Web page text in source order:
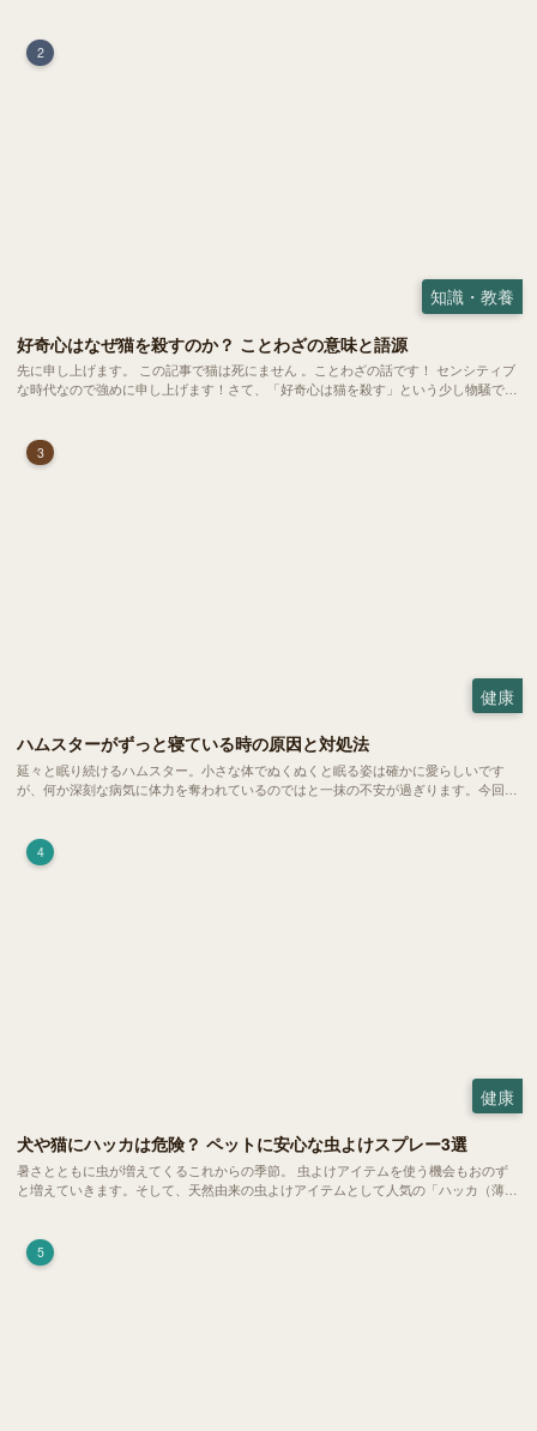
2
知識・教養
好奇心はなぜ猫を殺すのか？ ことわざの意味と語源
先に申し上げます。 この記事で猫は死にません 。ことわざの話です！ センシティブ
な時代なので強めに申し上げます！さて、「好奇心は猫を殺す」という少し物騒で、
3
健康
ハムスターがずっと寝ている時の原因と対処法
延々と眠り続けるハムスター。小さな体でぬくぬくと眠る姿は確かに愛らしいです
が、何か深刻な病気に体力を奪われているのではと一抹の不安が過ぎります。今回
4
健康
犬や猫にハッカは危険？ ペットに安心な虫よけスプレー3選
暑さとともに虫が増えてくるこれからの季節。 虫よけアイテムを使う機会もおのず
と増えていきます。そして、天然由来の虫よけアイテムとして人気の「ハッカ（薄
5